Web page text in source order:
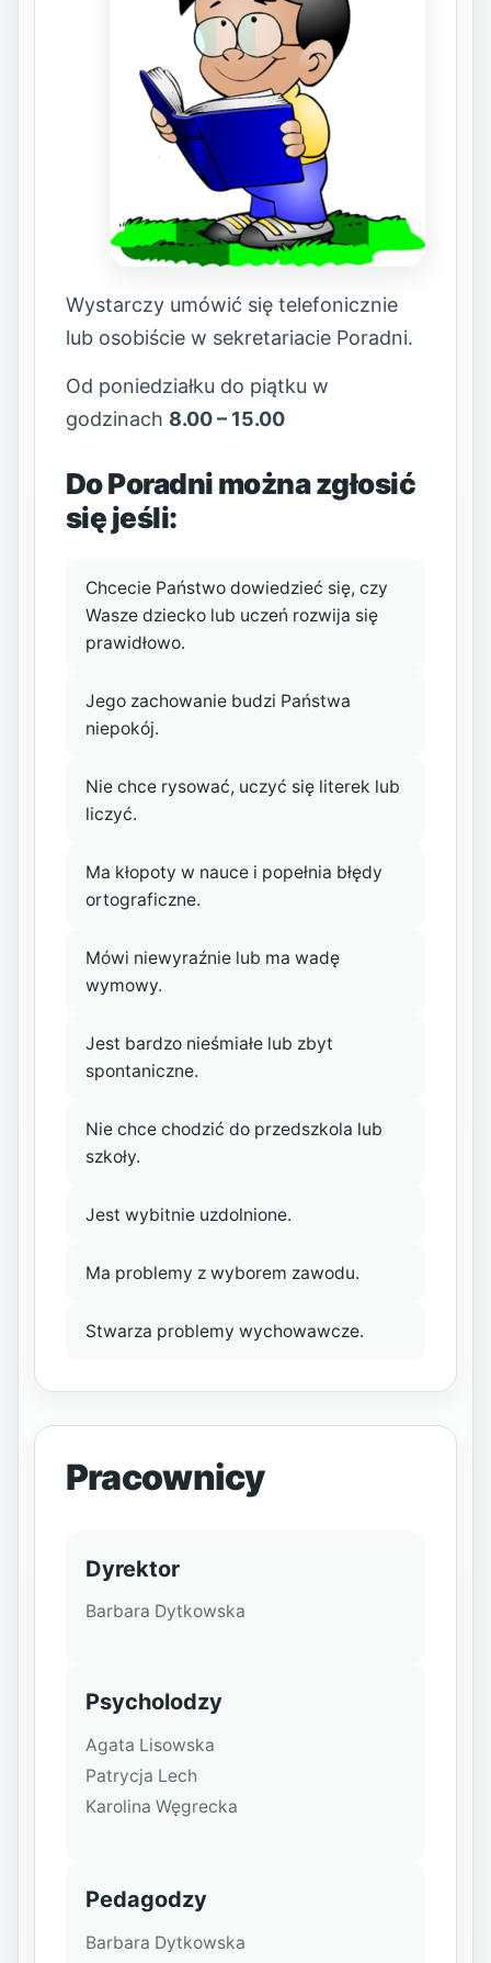
Wystarczy umówić się telefonicznie
lub osobiście w sekretariacie Poradni.
Od poniedziałku do piątku w
godzinach 8.00 – 15.00
Do Poradni można zgłosić
się jeśli:
Chcecie Państwo dowiedzieć się, czy
Wasze dziecko lub uczeń rozwija się
prawidłowo.
Jego zachowanie budzi Państwa
niepokój.
Nie chce rysować, uczyć się literek lub
liczyć.
Ma kłopoty w nauce i popełnia błędy
ortograficzne.
Mówi niewyraźnie lub ma wadę
wymowy.
Jest bardzo nieśmiałe lub zbyt
spontaniczne.
Nie chce chodzić do przedszkola lub
szkoły.
Jest wybitnie uzdolnione.
Ma problemy z wyborem zawodu.
Stwarza problemy wychowawcze.
Pracownicy
Dyrektor
Barbara Dytkowska
Psycholodzy
Agata Lisowska
Patrycja Lech
Karolina Węgrecka
Pedagodzy
Barbara Dytkowska